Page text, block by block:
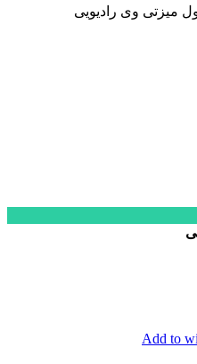
میزتی وی رادیویی
Add to